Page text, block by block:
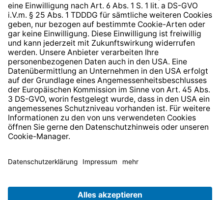
* Alle Preise inkl. gesetzl. Mehrwertsteuer zzgl.
anders angegeben.
© 2026 TechniSat Digital GmbH